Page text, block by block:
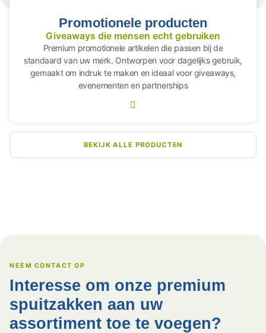
Promotionele producten
Giveaways die mensen echt gebruiken
Premium promotionele artikelen die passen bij de
standaard van uw merk. Ontworpen voor dagelijks gebruik,
gemaakt om indruk te maken en ideaal voor giveaways,
evenementen en partnerships
BEKIJK ALLE PRODUCTEN
NEEM CONTACT OP
Interesse om onze premium
spuitzakken aan uw
assortiment toe te voegen?